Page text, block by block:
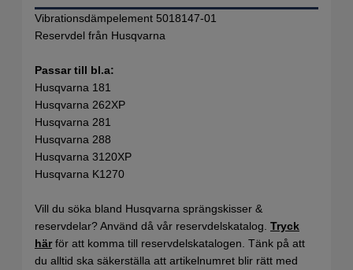
Vibrationsdämpelement 5018147-01
Reservdel från Husqvarna
Passar till bl.a:
Husqvarna 181
Husqvarna 262XP
Husqvarna 281
Husqvarna 288
Husqvarna 3120XP
Husqvarna K1270
Vill du söka bland Husqvarna sprängskisser &
reservdelar? Använd då vår reservdelskatalog. Tryck
härför att komma till reservdelskatalogen. Tänk på att
du alltid ska säkerställa att artikelnumret blir rätt med